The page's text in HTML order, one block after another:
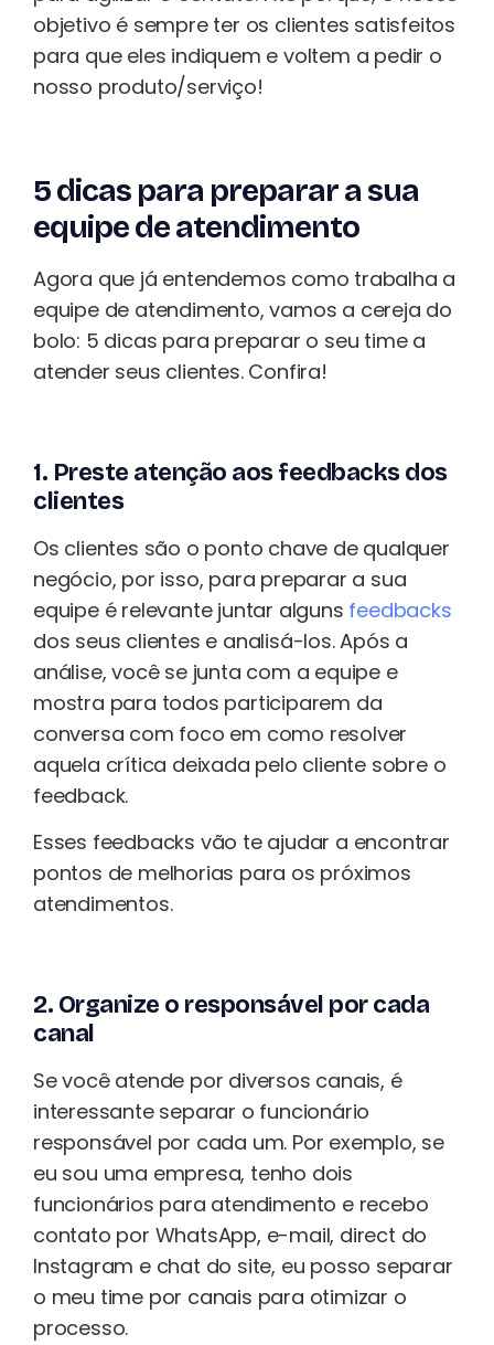
objetivo é sempre ter os clientes satisfeitos
para que eles indiquem e voltem a pedir o
nosso produto/serviço!
5 dicas para preparar a sua
equipe de atendimento
Agora que já entendemos como trabalha a
equipe de atendimento, vamos a cereja do
bolo: 5 dicas para preparar o seu time a
atender seus clientes. Confira!
1. Preste atenção aos feedbacks dos
clientes
Os clientes são o ponto chave de qualquer
negócio, por isso, para preparar a sua
equipe é relevante juntar alguns feedbacks
dos seus clientes e analisá-los. Após a
análise, você se junta com a equipe e
mostra para todos participarem da
conversa com foco em como resolver
aquela crítica deixada pelo cliente sobre o
feedback.
Esses feedbacks vão te ajudar a encontrar
pontos de melhorias para os próximos
atendimentos.
2. Organize o responsável por cada
canal
Se você atende por diversos canais, é
interessante separar o funcionário
responsável por cada um. Por exemplo, se
eu sou uma empresa, tenho dois
funcionários para atendimento e recebo
contato por WhatsApp, e-mail, direct do
Instagram e chat do site, eu posso separar
o meu time por canais para otimizar o
processo.